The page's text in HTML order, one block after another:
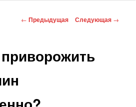
Навигация
← Предыдущая Следующая →